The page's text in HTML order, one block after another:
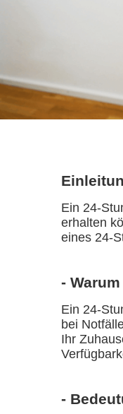
Ein 24-
erhalten
eines 24-
-
Ein 24-
bei
Ihr
-